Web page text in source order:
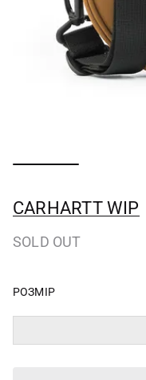
CARHARTT WIP
SOLD OUT
РОЗМІР